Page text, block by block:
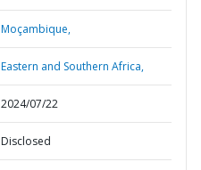
Moçambique,
Eastern and Southern Africa,
2024/07/22
Disclosed